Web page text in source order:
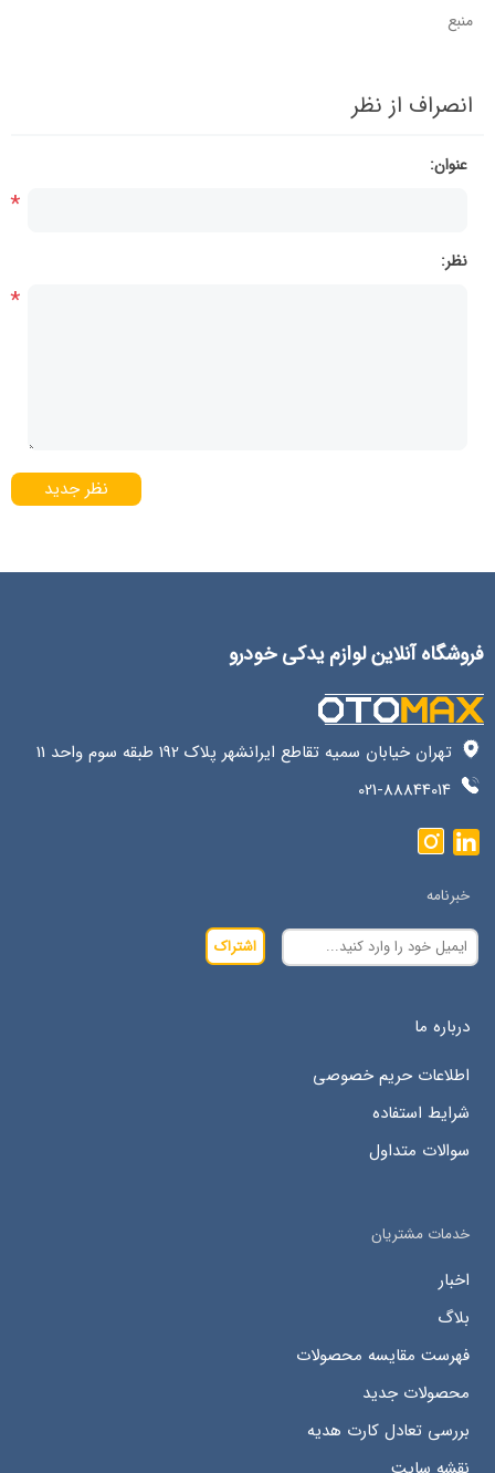
منبع
انصراف از نظر
عنوان:
*
نظر:
*
نظر جدید
فروشگاه آنلاین لوازم یدکی خودرو
تهران خیابان سمیه تقاطع ایرانشهر پلاک 192 طبقه سوم واحد 11
021-88844014
خبرنامه
اشتراک
درباره ما
اطلاعات حریم خصوصی
شرایط استفاده
سوالات متداول
خدمات مشتریان
اخبار
بلاگ
فهرست مقایسه محصولات
محصولات جدید
بررسی تعادل کارت هدیه